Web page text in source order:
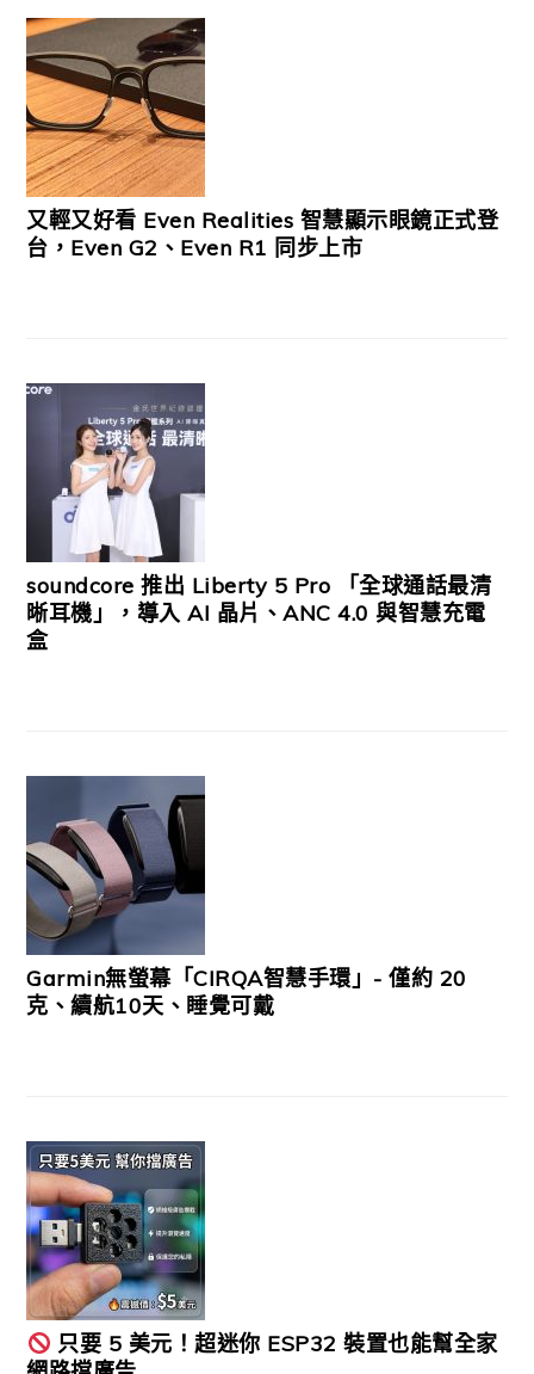
又輕又好看 Even Realities 智慧顯示眼鏡正式登
台，Even G2、Even R1 同步上市
soundcore 推出 Liberty 5 Pro 「全球通話最清
晰耳機」，導入 AI 晶片、ANC 4.0 與智慧充電
盒
Garmin無螢幕「CIRQA智慧手環」- 僅約 20
克、續航10天、睡覺可戴
只要 5 美元！超迷你 ESP32 裝置也能幫全家